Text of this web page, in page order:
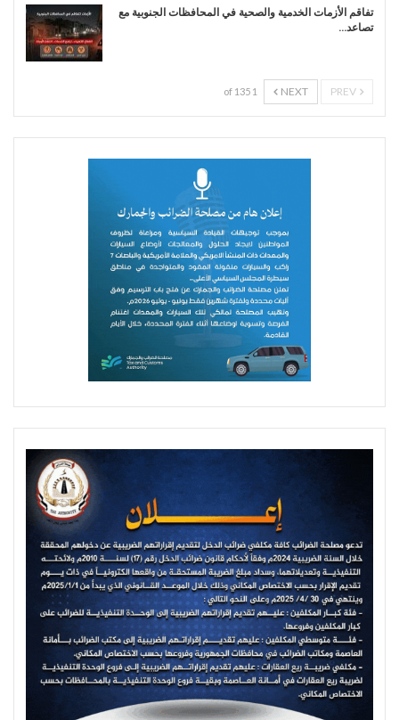
تفاقم الأزمات الخدمية والصحية في المحافظات الجنوبية مع
تصاعد…
NEXT
1 of 135